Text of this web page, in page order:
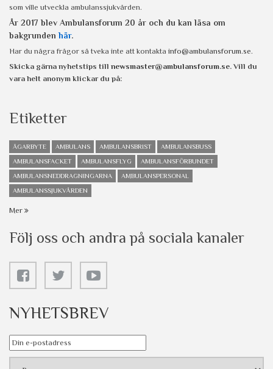
som ville utveckla ambulanssjukvården.
År 2017 blev Ambulansforum 20 år och du kan läsa om
bakgrunden här.
Har du några frågor så tveka inte att kontakta info@ambulansforum.se.
Skicka gärna nyhetstips till newsmaster@ambulansforum.se. Vill du
vara helt anonym klickar du på:
Etiketter
ÄGARBYTE AMBULANS AMBULANSBRIST
AMBULANSBUSS
AMBULANSFACKET
AMBULANSFLYG
AMBULANSFÖRBUNDET
AMBULANSNEDDRAGNINGARNA
AMBULANSPERSONAL
AMBULANSSJUKVÅRDEN
Mer
Följ oss och andra på sociala kanaler
NYHETSBREV